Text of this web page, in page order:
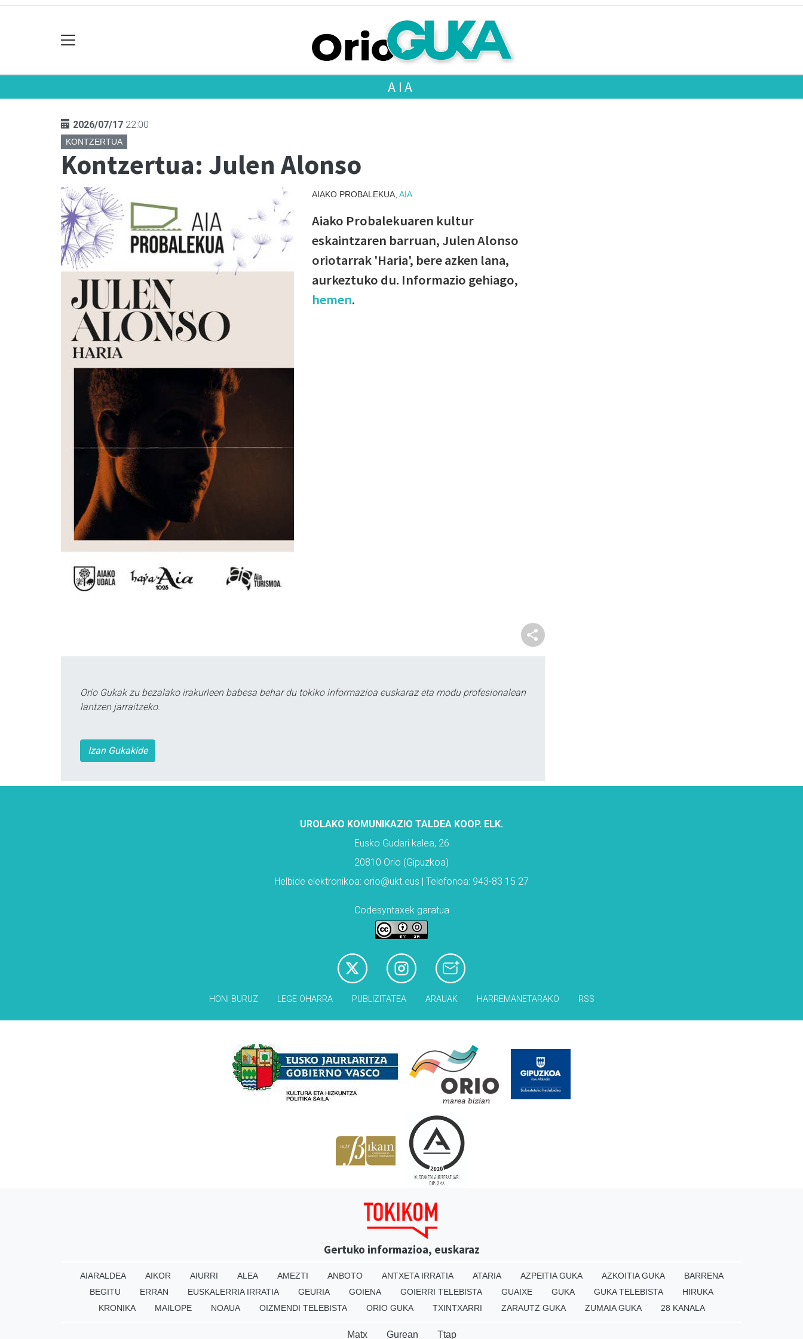
AIA
2026/07/17 22:00
KONTZERTUA
Kontzertua: Julen Alonso
AIAKO PROBALEKUA, AIA
Aiako Probalekuaren kultur
eskaintzaren barruan, Julen Alonso
oriotarrak 'Haria', bere azken lana,
aurkeztuko du. Informazio gehiago,
hemen.
Orio Gukak zu bezalako irakurleen babesa behar du tokiko informazioa euskaraz eta modu profesionalean
lantzen jarraitzeko.
Izan Gukakide
UROLAKO KOMUNIKAZIO TALDEA KOOP. ELK.
Eusko Gudari kalea, 26
20810 Orio (Gipuzkoa)
Helbide elektronikoa: orio@ukt.eus | Telefonoa: 943-83 15 27
Codesyntaxek garatua
HONI BURUZ LEGE OHARRA PUBLIZITATEA ARAUAK HARREMANETARAKO RSS
Gertuko informazioa, euskaraz
AIARALDEA AIKOR AIURRI ALEA AMEZTI ANBOTO ANTXETA IRRATIA ATARIA AZPEITIA GUKA AZKOITIA GUKA
BARRENA
BEGITU
ERRAN EUSKALERRIA IRRATIA GEURIA GOIENA GOIERRI TELEBISTA GUAIXE GUKA GUKA TELEBISTA
HIRUKA
KRONIKA
MAILOPE NOAUA OIZMENDI TELEBISTA ORIO GUKA TXINTXARRI ZARAUTZ GUKA ZUMAIA GUKA 28 KANALA
Matx Gurean Ttap